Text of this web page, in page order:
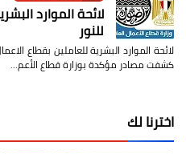
لائحة الموارد
للنور
لائحة الموارد البشرية للعاملين بقطاع
كشفت مصادر مؤكدة بوزارة قطاع الأعم…
اخترنا لك